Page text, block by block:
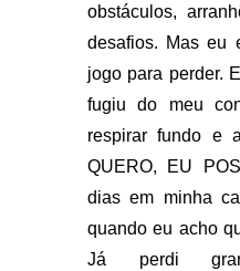
obstáculos,
desafios. Mas eu
jogo para perder.
fugiu do meu
respirar fundo e
QUERO, EU
dias em minha
quando eu acho
Já perdi